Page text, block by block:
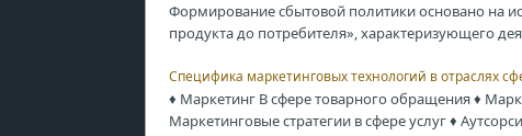
Формирование сбытовой политики основано на
продукта до потребителя», характеризующего
Специфика маркетинговых технологий в отраслях
♦ Маркетинг В сфере товарного обращения ♦
Маркетинговые стратегии в сфере услуг ♦